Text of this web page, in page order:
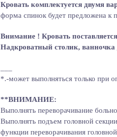
Кровать комплектуется двумя
форма спинок будет предложена к
Внимание ! Кровать
Надкроватный столик,
*.-может выполняться только при
**ВНИМАНИЕ:
Выполнять переворачивание
Выполнять подъем головной
функции переворачивания